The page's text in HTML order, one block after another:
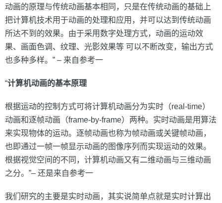
动画的原理与传统动画基本相同，只是在传统动画的基础上
把计算机技术用于动画的处理和应用，并可以达到传统动画
所达不到的效果。由于采用数字处理方式，动画的运动效
果、画面色调、纹理、光影效果等 可以不断改变，输出方式
也多种多样。” – 来自参考一
“计算机动画的基本原理
根据运动的控制方式可将计算机动画分为实时（real-time）
动画和逐帧动画（frame-by-frame）两种。实时动画是用算法
来实现物体的运动。逐帧动画也称为帧动画或关键帧动画，
也即通过一帧一帧显示动画的图像序列而实现运动的效果。
根据视觉空间的不同，计算机动画又有二维动画与三维动画
之分。”– 还是来自参考一
我们研究的主要是实时动画，其实说简单点就是实时计算出